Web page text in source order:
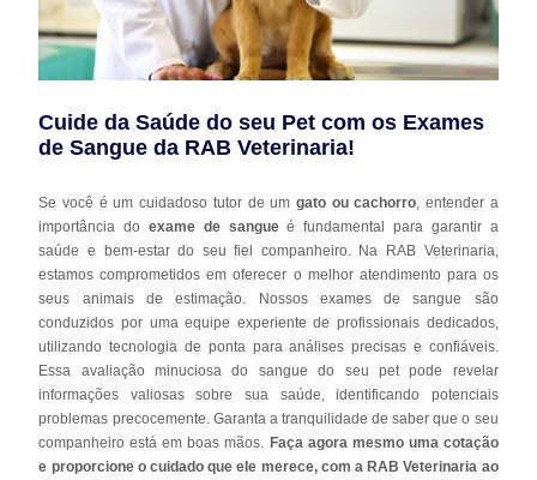
Cuide da Saúde do seu Pet com os Exames
de Sangue da RAB Veterinaria!
Se você é um cuidadoso tutor de um gato ou cachorro , entender a
importância doexame de sangueé fundamental para garantir a
saúde e bem-estar do seu fiel companheiro. Na RAB Veterinaria,
estamos comprometidos em oferecer o melhor atendimento para os
seus animais de estimação. Nossos exames de sangue são
conduzidos por uma equipe experiente de profissionais dedicados,
utilizando tecnologia de ponta para análises precisas e confiáveis.
Essa avaliação minuciosa do sangue do seu pet pode revelar
informações valiosas sobre sua saúde, identificando potenciais
problemas precocemente. Garanta a tranquilidade de saber que o seu
companheiro está em boas mãos. Faça agora mesmo uma cotação
e proporcione o cuidado que ele merece, com a RAB Veterinaria ao